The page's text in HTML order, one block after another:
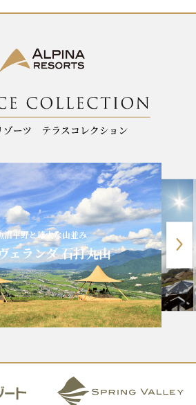
k
沼平野と雄大な山並み
ェランダ 石打丸山